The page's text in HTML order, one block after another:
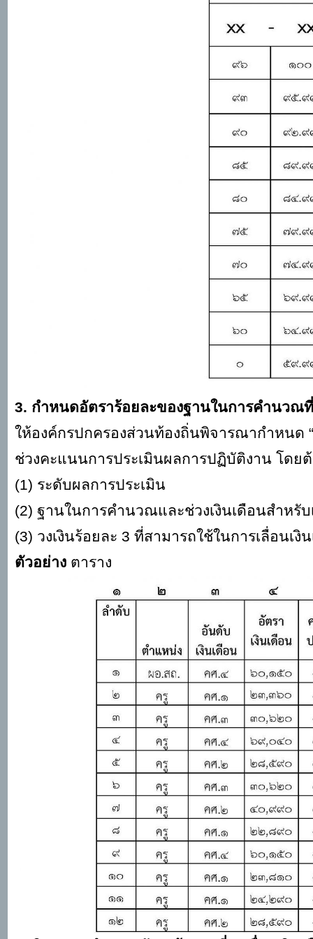
3. กำหนดอัตราร้อยละของฐานในการคำนว
ให้องค์กรปกครองส่วนท้องถิ่นพิจารณากำหนด
ช่วงคะแนนการประเมินผลการปฏิบัติงาน โดย
(1) ระดับผลการประเมิน
(2) ฐานในการคำนวณและช่วงเงินเดือนสำหรั
(3) วงเงินร้อยละ 3 ที่สามารถใช้ในการเลื่อนเ
ตัวอย่าง ตาราง